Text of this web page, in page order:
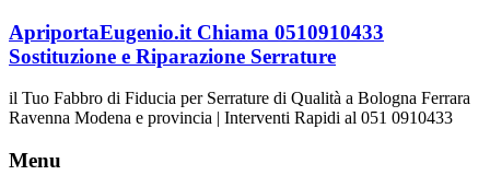
Vai
al
contenuto
ApriportaEugenio.it Chiama 0510910433
Sostituzione e Riparazione Serrature
il Tuo Fabbro di Fiducia per Serrature di Qualità a Bologna Ferrara
Ravenna Modena e provincia | Interventi Rapidi al 051 0910433
Menu